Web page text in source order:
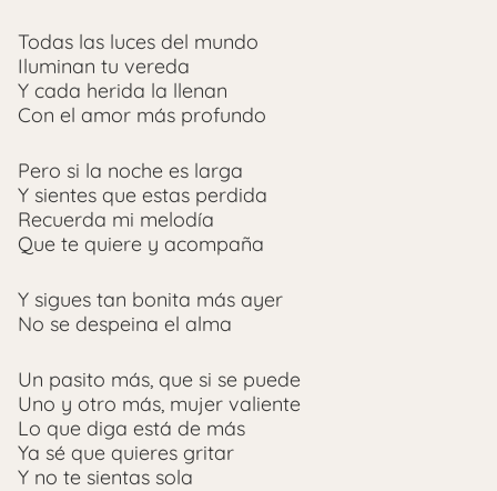
Todas las luces del mundo
Iluminan tu vereda
Y cada herida la llenan
Con el amor más profundo
Pero si la noche es larga
Y sientes que estas perdida
Recuerda mi melodía
Que te quiere y acompaña
Y sigues tan bonita más ayer
No se despeina el alma
Un pasito más, que si se puede
Uno y otro más, mujer valiente
Lo que diga está de más
Ya sé que quieres gritar
Y no te sientas sola